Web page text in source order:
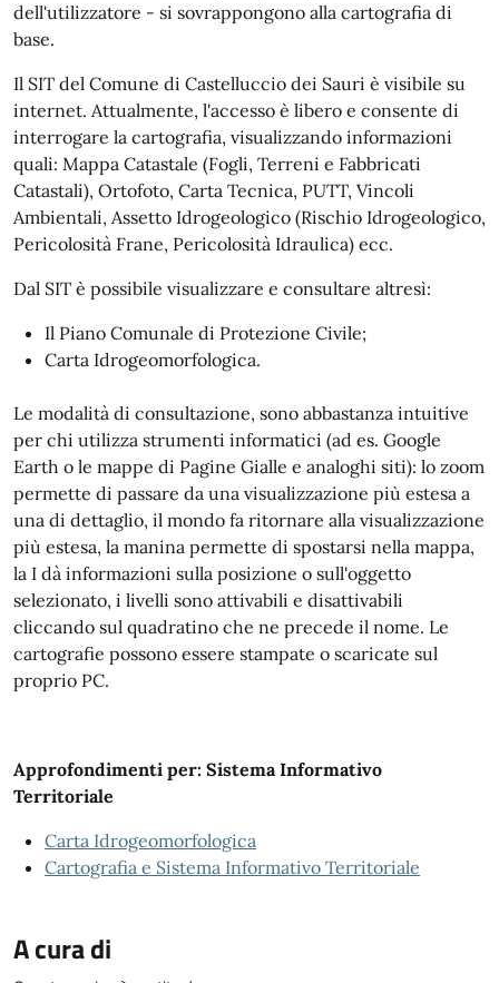
dell'utilizzatore - si sovrappongono alla cartografia di
base.
Il SIT del Comune di Castelluccio dei Sauri è visibile su
internet. Attualmente, l'accesso è libero e consente di
interrogare la cartografia, visualizzando informazioni
quali: Mappa Catastale (Fogli, Terreni e Fabbricati
Catastali), Ortofoto, Carta Tecnica, PUTT, Vincoli
Ambientali, Assetto Idrogeologico (Rischio Idrogeologico,
Pericolosità Frane, Pericolosità Idraulica) ecc.
Dal SIT è possibile visualizzare e consultare altresì:
Il Piano Comunale di Protezione Civile;
Carta Idrogeomorfologica.
Le modalità di consultazione, sono abbastanza intuitive
per chi utilizza strumenti informatici (ad es. Google
Earth o le mappe di Pagine Gialle e analoghi siti): lo zoom
permette di passare da una visualizzazione più estesa a
una di dettaglio, il mondo fa ritornare alla visualizzazione
più estesa, la manina permette di spostarsi nella mappa,
la I dà informazioni sulla posizione o sull'oggetto
selezionato, i livelli sono attivabili e disattivabili
cliccando sul quadratino che ne precede il nome. Le
cartografie possono essere stampate o scaricate sul
proprio PC.
Approfondimenti per: Sistema Informativo
Territoriale
Carta Idrogeomorfologica
Cartografia e Sistema Informativo Territoriale
A cura di